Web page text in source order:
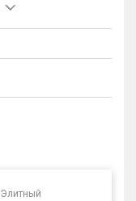
1 из 282
Элитный